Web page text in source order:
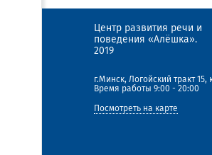
Центр развития речи и
поведения «Алёшка».
2019
г.Минск, Логойский тракт 15,
Время работы 9:00 - 20:00
Посмотреть на карте